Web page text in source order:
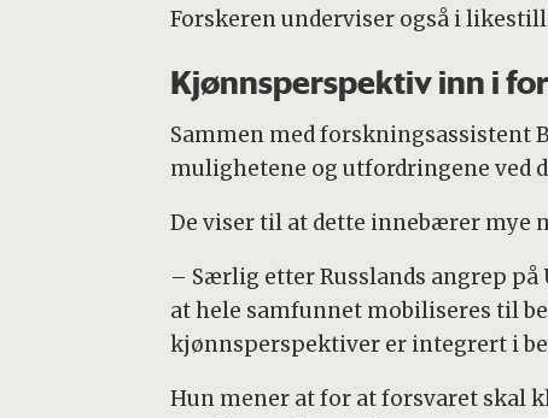
Forskeren underviser også i
Kjønnsperspektiv inn i
Sammen med forskningsassistent
mulighetene og utfordringene ved
De viser til at dette innebærer mye
– Særlig etter Russlands angrep
at hele samfunnet mobiliseres til
kjønnsperspektiver er integrert i
Hun mener at for at forsvaret skal